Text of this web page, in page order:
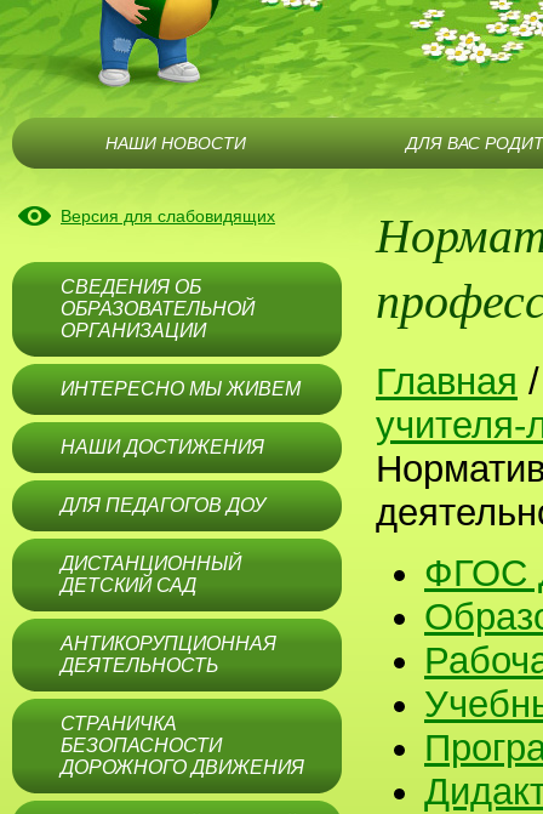
Версия для слабовидящих
СВЕДЕНИЯ ОБ
ОБРАЗОВАТЕЛЬНОЙ
ОРГАНИЗАЦИИ
ИНТЕРЕСНО МЫ ЖИВЕМ
НАШИ ДОСТИЖЕНИЯ
ДЛЯ ПЕДАГОГОВ ДОУ
ДИСТАНЦИОННЫЙ
ДЕТСКИЙ САД
АНТИКОРУПЦИОННАЯ
ДЕЯТЕЛЬНОСТЬ
СТРАНИЧКА
БЕЗОПАСНОСТИ
ДОРОЖНОГО ДВИЖЕНИЯ
Главная
ФГОС
НАШИ НОВОСТИ ДЛЯ ВАС